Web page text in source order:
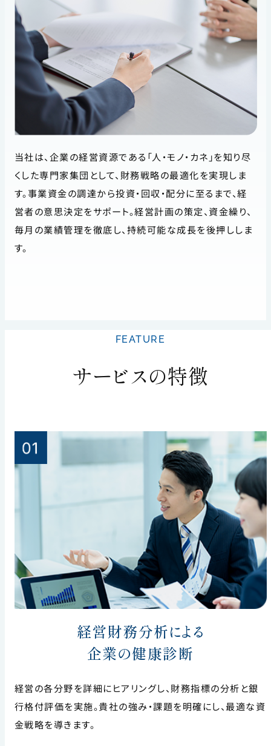
当社は、企業の経営資源である「人・モノ・カネ」を知り尽
くした専門家集団として、財務戦略の最適化を実現しま
す。事業資金の調達から投資・回収・配分に至るまで、経
営者の意思決定をサポート。経営計画の策定、資金繰り、
毎月の業績管理を徹底し、持続可能な成長を後押ししま
す。
FEATURE
サービスの特徴
経営財務分析による
企業の健康診断
経営の各分野を詳細にヒアリングし、財務指標の分析と銀
行格付評価を実施。貴社の強み・課題を明確にし、最適な資
金戦略を導きます。